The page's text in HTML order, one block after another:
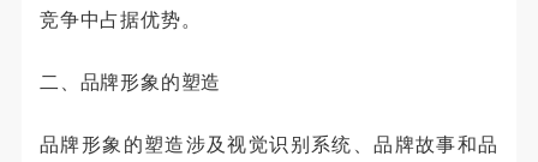
竞争中占据优势。
二、品牌形象的塑造
品牌形象的塑造涉及视觉识别系统、品牌故事和品